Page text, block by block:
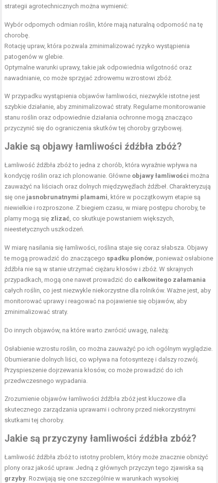
strategii agrotechnicznych można wymienić:
Wybór odpornych odmian roślin, które mają naturalną odporność na tę
chorobę.
Rotację upraw, która pozwala zminimalizować ryzyko wystąpienia
patogenów w glebie.
Optymalne warunki uprawy, takie jak odpowiednia wilgotność oraz
nawadnianie, co może sprzyjać zdrowemu wzrostowi zbóż.
W przypadku wystąpienia objawów łamliwości, niezwykle istotne jest
szybkie działanie, aby zminimalizować straty. Regularne monitorowanie
stanu roślin oraz odpowiednie działania ochronne mogą znacząco
przyczynić się do ograniczenia skutków tej choroby grzybowej.
Jakie są objawy łamliwości źdźbła zbóż?
Łamliwość źdźbła zbóż to jedna z chorób, która wyraźnie wpływa na
kondycję roślin oraz ich plonowanie. Główne objawy łamliwości można
zauważyć na liściach oraz dolnych międzywęźlach źdźbeł. Charakteryzują
się one jasnobrunatnymi plamami, które w początkowym etapie są
niewielkie i rozproszone. Z biegiem czasu, w miarę postępu choroby, te
plamy mogą się zlizać, co skutkuje powstaniem większych,
nieestetycznych uszkodzeń.
W miarę nasilania się łamliwości, roślina staje się coraz słabsza. Objawy
te mogą prowadzić do znaczącego spadku plonów, ponieważ osłabione
źdźbła nie są w stanie utrzymać ciężaru kłosów i zbóż. W skrajnych
przypadkach, mogą one nawet prowadzić do całkowitego załamania
całych roślin, co jest niezwykle niekorzystne dla rolników. Ważne jest, aby
monitorować uprawy i reagować na pojawienie się objawów, aby
zminimalizować straty.
Do innych objawów, na które warto zwrócić uwagę, należą:
Osłabienie wzrostu roślin, co można zauważyć po ich ogólnym wyglądzie.
Obumieranie dolnych liści, co wpływa na fotosyntezę i dalszy rozwój.
Przyspieszenie dojrzewania kłosów, co może prowadzić do ich
przedwczesnego wypadania.
Zrozumienie objawów łamliwości źdźbła zbóż jest kluczowe dla
skutecznego zarządzania uprawami i ochrony przed niekorzystnymi
skutkami tej choroby.
Jakie są przyczyny łamliwości źdźbła zbóż?
Łamliwość źdźbła zbóż to istotny problem, który może znacznie obniżyć
plony oraz jakość upraw. Jedną z głównych przyczyn tego zjawiska są
grzyby. Rozwijają się one szczególnie w warunkach wysokiej